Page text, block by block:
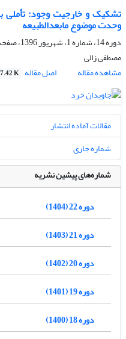
تشکیک و خارجیت وجود: تأملی
وحدت موضوع مابعدالطبیعه
دوره 14، شماره 1، شهریور 1396، صفحه
مصطفی زالی
مشاهده مقاله
اصل مقاله K
مقالات آماده انتشار
شماره جاری
شماره‌های پیشین نشریه
دوره 22 (1404)
دوره 21 (1403)
دوره 20 (1402)
دوره 19 (1401)
دوره 18 (1400)